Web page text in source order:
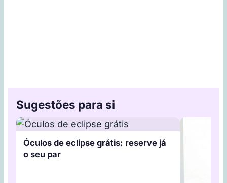
Sugestões para si
Óculos de eclipse grátis: reserve já
o seu par